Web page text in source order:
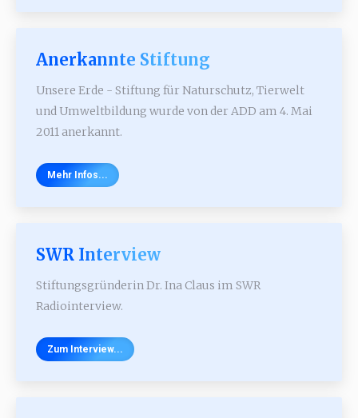
Anerkannte Stiftung
Unsere Erde - Stiftung für Naturschutz, Tierwelt
und Umweltbildung wurde von der ADD am 4. Mai
2011 anerkannt.
Mehr Infos...
SWR Interview
Stiftungsgründerin Dr. Ina Claus im SWR
Radiointerview.
Zum Interview...